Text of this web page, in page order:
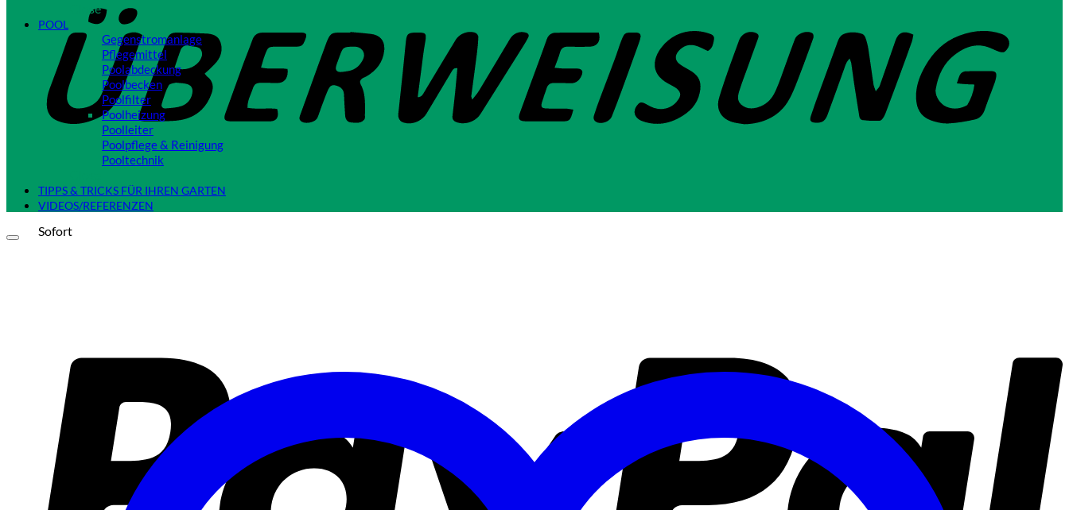
Sofort
Close
POOL
Gegenstromanlage
Pflegemittel
Poolabdeckung
Poolbecken
Poolfilter
Poolheizung
Poolleiter
Poolpflege & Reinigung
Pooltechnik
TIPPS & TRICKS FÜR IHREN GARTEN
VIDEOS/REFERENZEN